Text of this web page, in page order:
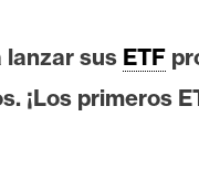
lanzar sus ETF
¡Los primeros